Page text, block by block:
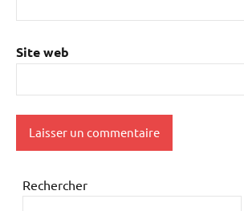
Site web
Rechercher